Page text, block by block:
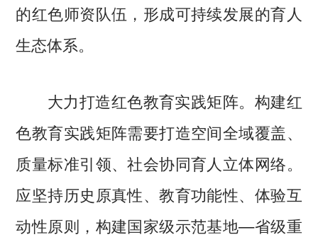
的红色师资队伍，形成可持续发展的育人
生态体系。
大力打造红色教育实践矩阵。构建红
色教育实践矩阵需要打造空间全域覆盖、
质量标准引领、社会协同育人立体网络。
应坚持历史原真性、教育功能性、体验互
动性原则，构建国家级示范基地—省级重